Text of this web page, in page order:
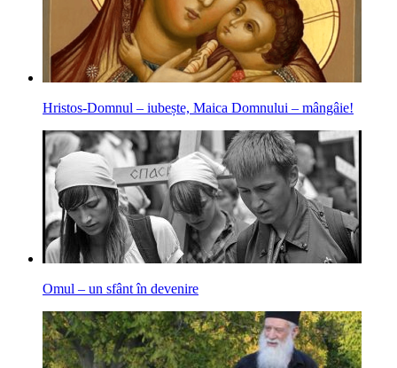
Hristos-Domnul – iubește, Maica Domnului – mângâie!
Omul – un sfânt în devenire